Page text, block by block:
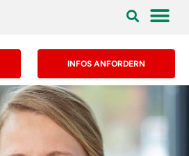
INFOS ANFORDERN